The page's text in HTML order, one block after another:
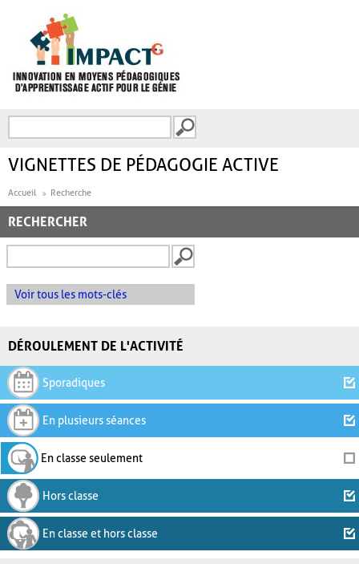
FORMULAIRE DE
VIGNETTES DE PÉDAGOGIE ACTIVE
Accueil Recherche
RECHERCHER
Voir tous les mots-clés
DÉROULEMENT DE L'ACTIVITÉ
Sporadiques
En plusieurs séances
En classe seulement
Hors classe
En classe et hors classe